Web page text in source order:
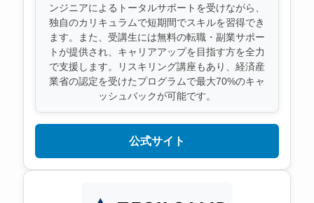
ンジニアによるトータルサポートを受けながら、
独自のカリキュラムで短期間でスキルを習得でき
ます。また、受講生には無料の転職・副業サポー
トが提供され、キャリアアップを目指す方を全力
で支援します。リスキリング講座もあり、経済産
業省の認定を受けたプログラムで最大70%のキャ
ッシュバックが可能です。
公式サイト